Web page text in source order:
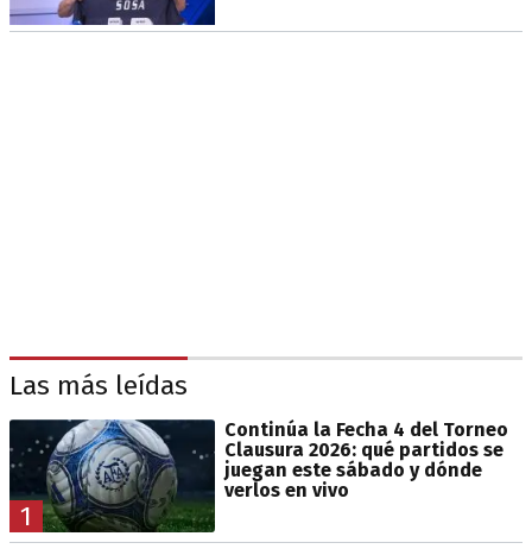
Las más leídas
1
Continúa la Fecha 4 del Torneo
Clausura 2026: qué partidos se
juegan este sábado y dónde
verlos en vivo